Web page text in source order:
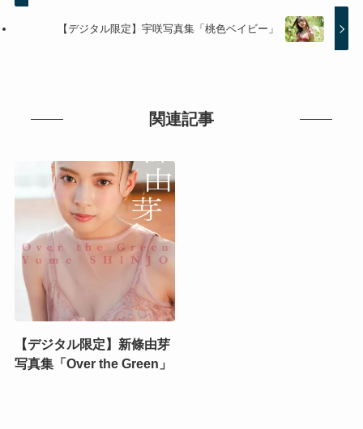
【デジタル限定】宇咲写真集「桃色ベイビー」
関連記事
【デジタル限定】新條由芽
写真集「Over the Green」